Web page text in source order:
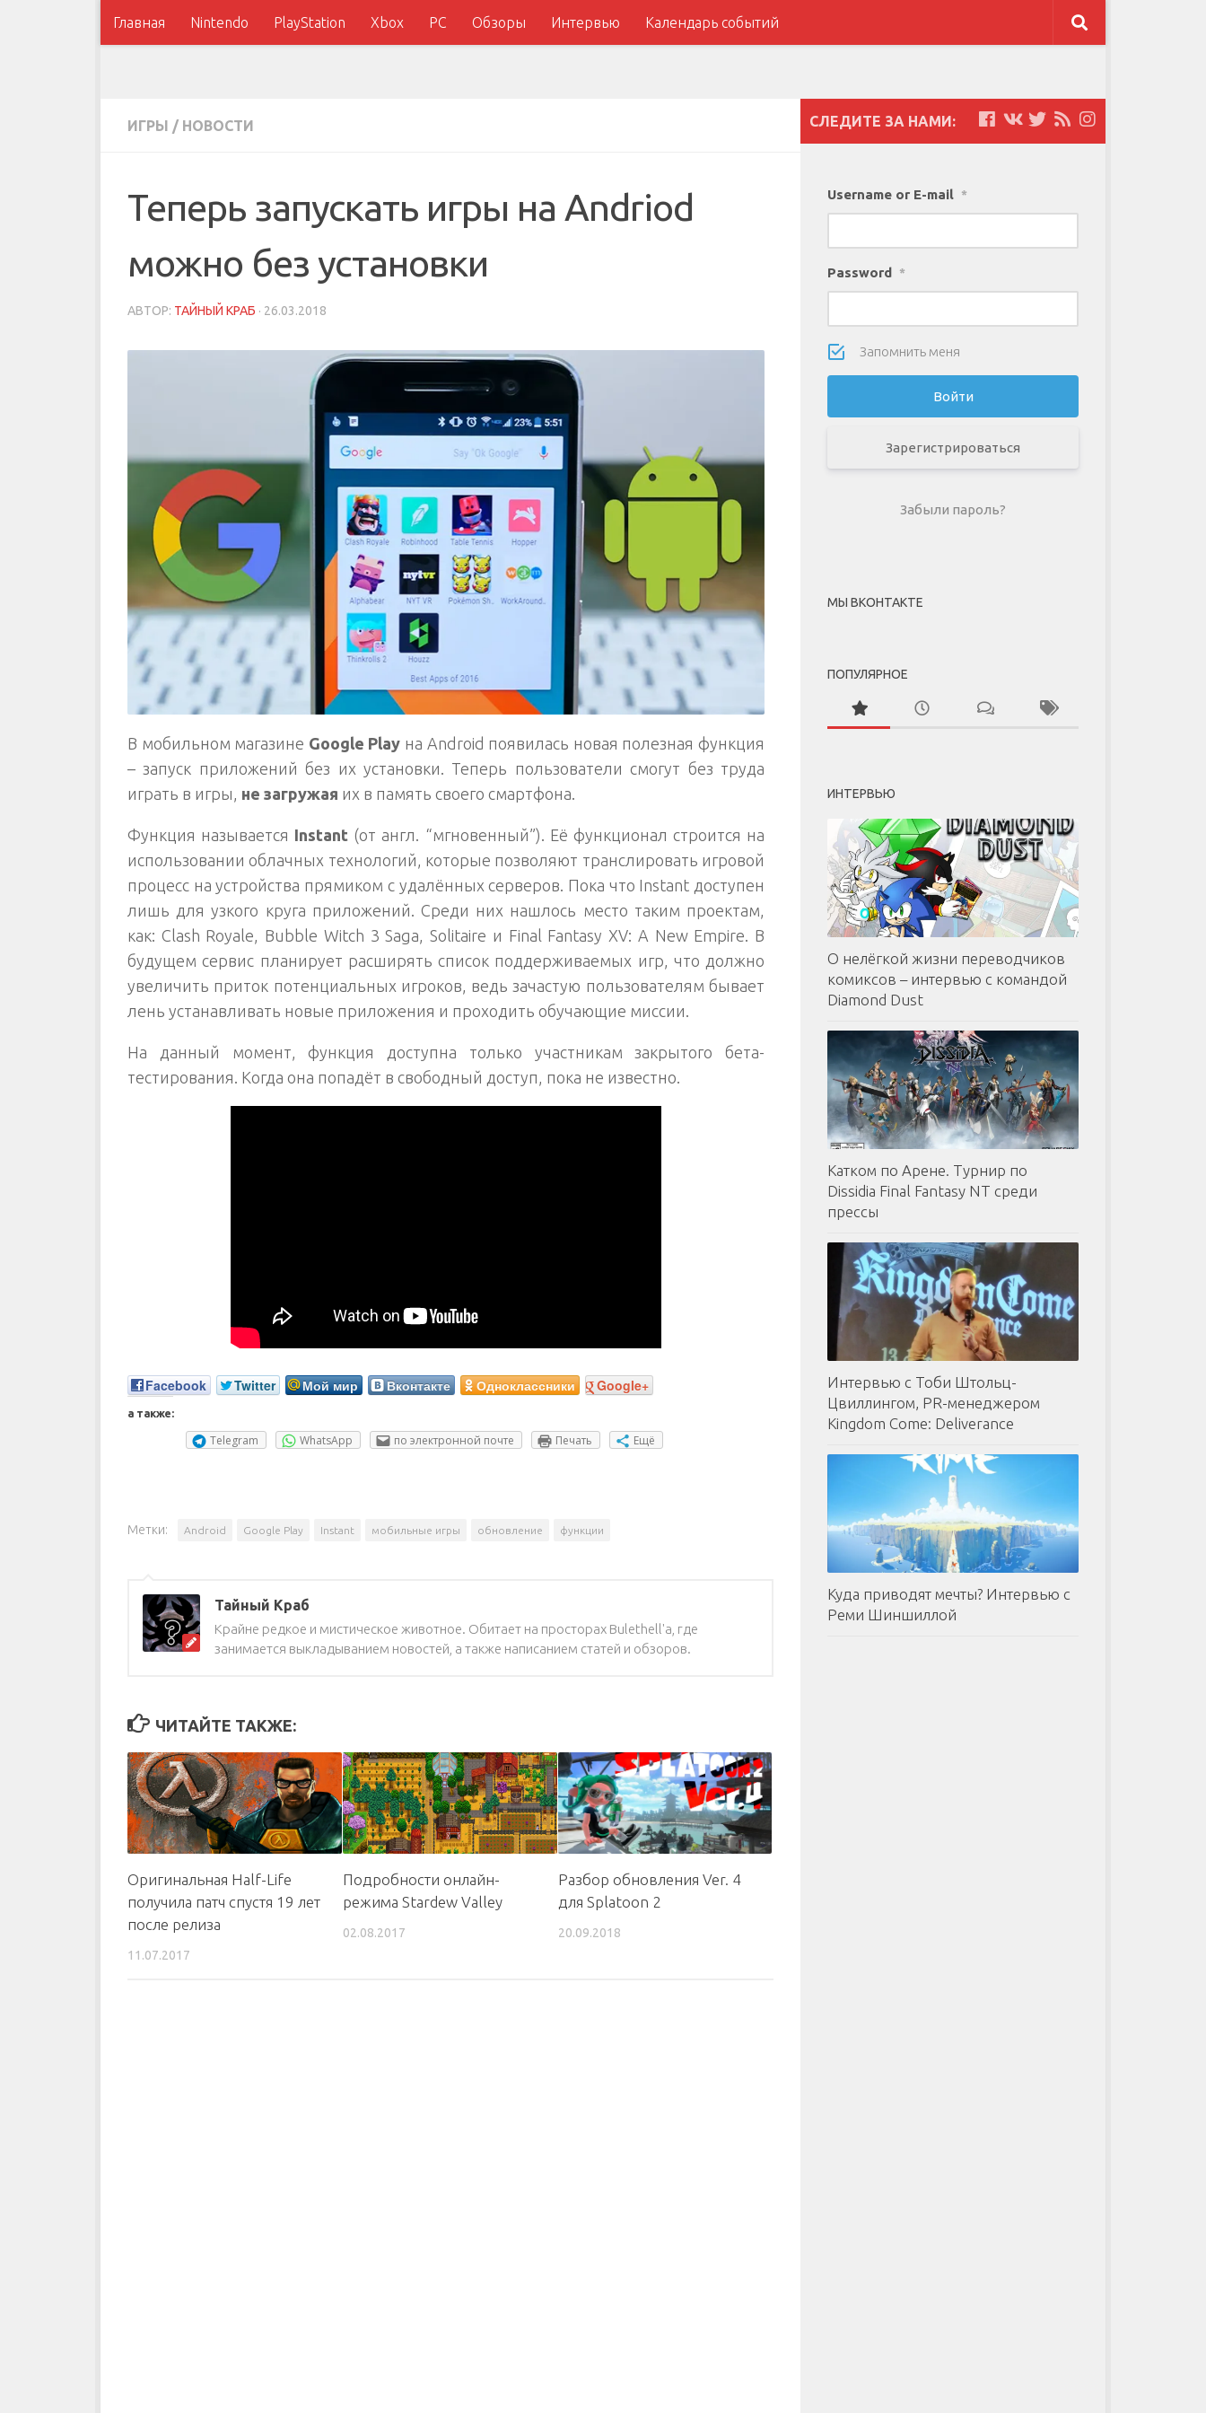
Главная Nintendo PlayStation Xbox PC Обзоры Интервью Календарь событий
ИГРЫ / НОВОСТИ
Теперь запускать игры на Andriod
можно без установки
АВТОР: ТАЙНЫЙ КРАБ · 26.03.2018
В мобильном магазине Google Play на Android появилась новая полезная функция
– запуск приложений без их установки. Теперь пользователи смогут без труда
играть в игры, не загружая их в память своего смартфона.
Функция называется Instant (от англ. “мгновенный”). Её функционал строится на
использовании облачных технологий, которые позволяют транслировать игровой
процесс на устройства прямиком с удалённых серверов. Пока что Instant доступен
лишь для узкого круга приложений. Среди них нашлось место таким проектам,
как: Clash Royale, Bubble Witch 3 Saga, Solitaire и Final Fantasy XV: A New Empire. В
будущем сервис планирует расширять список поддерживаемых игр, что должно
увеличить приток потенциальных игроков, ведь зачастую пользователям бывает
лень устанавливать новые приложения и проходить обучающие миссии.
На данный момент, функция доступна только участникам закрытого бета-
тестирования. Когда она попадёт в свободный доступ, пока не известно.
Facebook Twitter Мой мир Вконтакте Одноклассники Google+
а также:
Telegram WhatsApp по электронной почте Печать Ещё
Метки: Android Google Play Instant мобильные игры обновление функции
Тайный Краб
Крайне редкое и мистическое животное. Обитает на просторах Bulethell'a, где
занимается выкладыванием новостей, а также написанием статей и обзоров.
ЧИТАЙТЕ ТАКЖЕ:
Оригинальная Half-Life
получила патч спустя 19 лет
после релиза
11.07.2017
Подробности онлайн-
режима Stardew Valley
02.08.2017
Разбор обновления Ver. 4
для Splatoon 2
20.09.2018
СЛЕДИТЕ ЗА НАМИ:
Username or E-mail *
Password *
Запомнить меня
Зарегистрироваться
Забыли пароль?
МЫ ВКОНТАКТЕ
ПОПУЛЯРНОЕ
ИНТЕРВЬЮ
О нелёгкой жизни переводчиков
комиксов – интервью с командой
Diamond Dust
Катком по Арене. Турнир по
Dissidia Final Fantasy NT среди
прессы
Интервью с Тоби Штольц-
Цвиллингом, PR-менеджером
Kingdom Come: Deliverance
Куда приводят мечты? Интервью с
Реми Шиншиллой